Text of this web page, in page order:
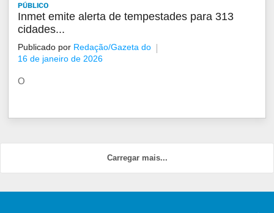
PÚBLICO
Inmet emite alerta de tempestades para 313
cidades...
Publicado por Redação/Gazeta do
16 de janeiro de 2026
O
Carregar mais...